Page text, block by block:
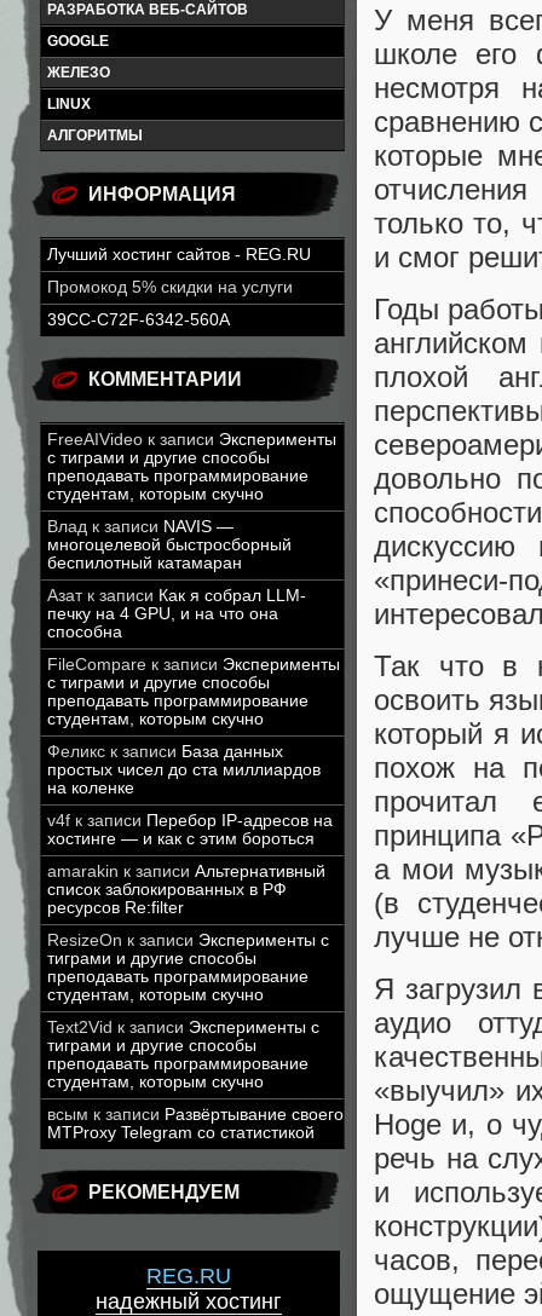
РАЗРАБОТКА ВЕБ-САЙТОВ
GOOGLE
ЖЕЛЕЗО
LINUX
АЛГОРИТМЫ
ИНФОРМАЦИЯ
Лучший хостинг сайтов - REG.RU
Промокод 5% скидки на услуги
39CC-C72F-6342-560A
КОММЕНТАРИИ
FreeAIVideo к записи Эксперименты
с тиграми и другие способы
преподавать программирование
студентам, которым скучно
Влад к записи NAVIS —
многоцелевой быстросборный
беспилотный катамаран
Азатк записи Как я собрал LLM-
печку на 4 GPU, и на что она
способна
FileCompare к записи Эксперименты
с тиграми и другие способы
преподавать программирование
студентам, которым скучно
Феликс к записи База данных
простых чисел до ста миллиардов
на коленке
v4f к записи Перебор IP-адресов на
хостинге — и как с этим бороться
amarakin к записи Альтернативный
список заблокированных в РФ
ресурсов Re:filter
ResizeOn к записи Эксперименты с
тиграми и другие способы
преподавать программирование
студентам, которым скучно
Text2Vid к записи Эксперименты с
тиграми и другие способы
преподавать программирование
студентам, которым скучно
всым к записи Развёртывание своего
MTProxy Telegram со статистикой
РЕКОМЕНДУЕМ
REG.RU
надежный хостинг
У меня
школе его
несмотря
сравнению
которые
только то,
и смог
Годы
плохой
довольно
дискуссию
Так что в
освоить
который я
похож на
прочитал
принципа
а мои
(в
лучше не
Я загрузил
аудио
«выучил»
Hoge и, о
речь на
и
часов,
ощущение